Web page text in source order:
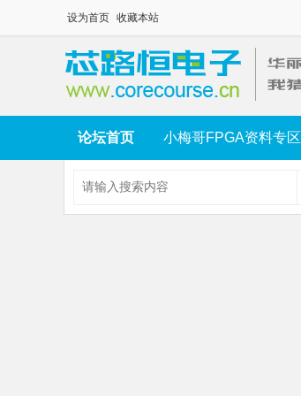
设为首页 收藏本站
论坛首页 小梅哥FPGA资料专区